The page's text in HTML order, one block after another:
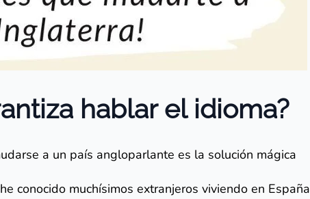
hablar el idioma?
a un país angloparlante es la solución mágica
conocido muchísimos extranjeros viviendo en España